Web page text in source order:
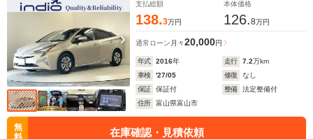
トFUD
支払総額
138.3万円
本体価格
126.8万円
通常ローン 月々20,000円
年式 2016年 走行 7.2万km
車検
'27/05 修復
なし
保証
保証付 整備
法定整備付
住所
富山県富山市
無
在庫確認・見積依頼